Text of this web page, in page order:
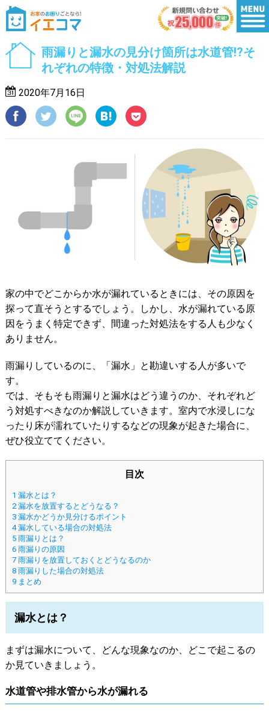
雨漏りと漏水の見分け箇所は水道管!?そ
れぞれの特徴・対処法解説
2020年7月16日
家の中でどこからか水が漏れているときには、その原因を
探って直そうとするでしょう。しかし、水が漏れている原
因をうまく特定できず、間違った対処法をする人も少なく
ありません。
雨漏りしているのに、「漏水」と勘違いする人が多いで
す。
では、そもそも雨漏りと漏水はどう違うのか、それぞれど
う対処すべきなのか解説していきます。室内で水浸しにな
ったり床が濡れていたりするなどの現象が起きた場合に、
ぜひ役立ててください。
目次
1 漏水とは？
2漏水を放置するとどうなる？
3漏水かどうか見分けるポイント
4漏水している場合の対処法
5雨漏りとは？
6雨漏りの原因
7雨漏りを放置しておくとどうなるのか
8雨漏りした場合の対処法
9まとめ
漏水とは？
まずは漏水について、どんな現象なのか、どこで起こるの
か見ていきましょう。
水道管や排水管から水が漏れる